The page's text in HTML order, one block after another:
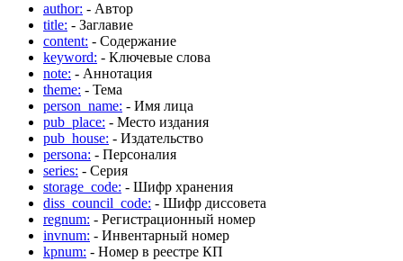
author: - Автор
title: - Заглавие
content: - Содержание
keyword: - Ключевые слова
note: - Аннотация
theme: - Тема
person_name: - Имя лица
pub_place: - Место издания
pub_house: - Издательство
persona: - Персоналия
series: - Серия
storage_code: - Шифр хранения
diss_council_code: - Шифр диссовета
regnum: - Регистрационный номер
invnum: - Инвентарный номер
kpnum: - Номер в реестре КП